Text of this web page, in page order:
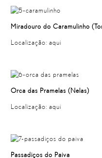
Miradouro do Caramulinho (
Localização:aqui
Orca das Pramelas (Nelas)
Localização:aqui
Passadiços do Paiva